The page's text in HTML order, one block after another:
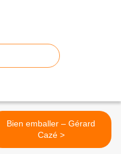
Bien emballer – Gérard
Cazé >